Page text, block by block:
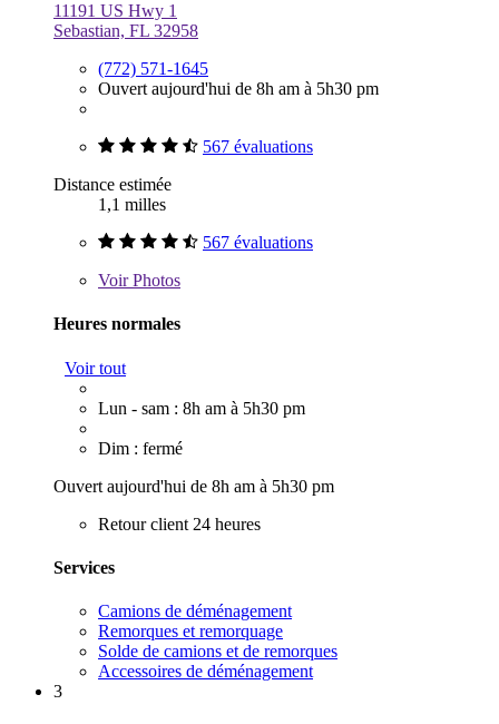
11191 US Hwy 1
Sebastian, FL 32958
(772) 571-1645
Ouvert aujourd'hui de 8h am à 5h30 pm
567 évaluations
Distance estimée
1,1 milles
567 évaluations
VoirPhotos
Heures normales
Voir tout
Lun - sam : 8h am à 5h30 pm
Dim : fermé
Ouvert aujourd'hui de 8h am à 5h30 pm
Retour client 24 heures
Services
Camions de déménagement
Remorques et remorquage
Solde de camions et de remorques
Accessoires de déménagement
3